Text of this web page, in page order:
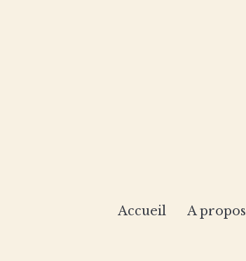
Accueil A propos